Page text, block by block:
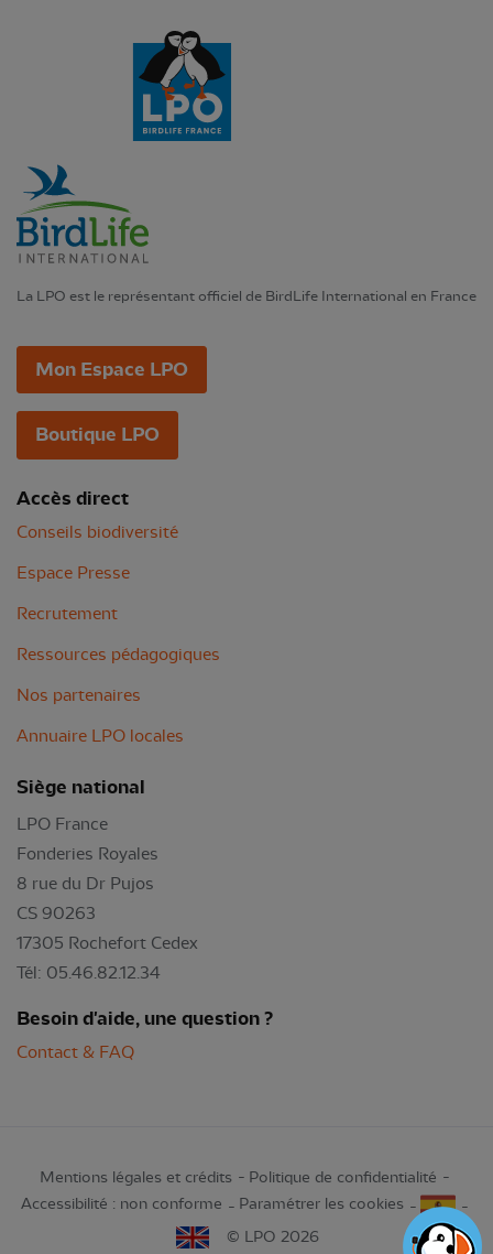
La LPO est le représentant officiel de BirdLife International en France
Mon Espace LPO
Boutique LPO
Accès direct
Conseils biodiversité
Espace Presse
Recrutement
Ressources pédagogiques
Nos partenaires
Annuaire LPO locales
Siège national
LPO France
Fonderies Royales
8 rue du Dr Pujos
CS 90263
17305 Rochefort Cedex
Tél: 05.46.82.12.34
Besoin d'aide, une question ?
Contact & FAQ
Mentions légales et crédits
Politique de confidentialité
Accessibilité : non conforme
Paramétrer les cookies
© LPO 2026